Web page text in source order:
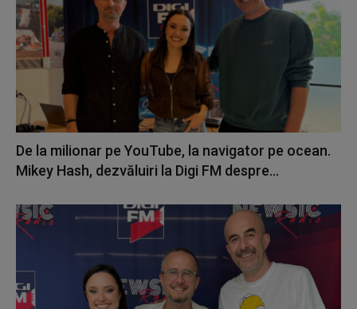
De la milionar pe YouTube, la navigator pe ocean.
Mikey Hash, dezvăluiri la Digi FM despre...